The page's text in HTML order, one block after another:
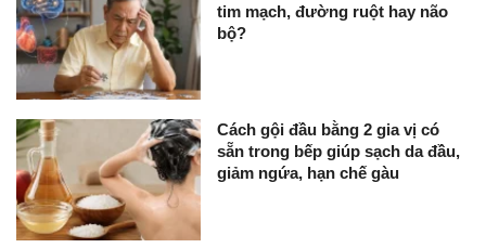
tim mạch, đường ruột hay não
bộ?
Cách gội đầu bằng 2 gia vị có
sẵn trong bếp giúp sạch da đầu,
giảm ngứa, hạn chế gàu